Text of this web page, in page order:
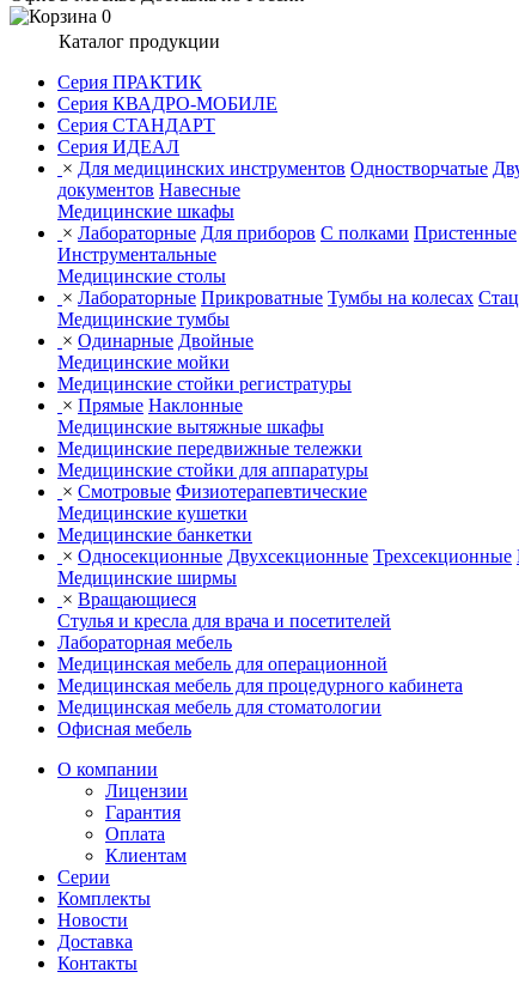
0
Каталог продукции
Серия ПРАКТИК
Серия КВАДРО-МОБИЛЕ
Серия СТАНДАРТ
Серия ИДЕАЛ
× Для медицинских инструментов Одностворчатые
документов Навесные
Медицинские шкафы
× Лабораторные Для приборов С полками Пристенные
Инструментальные
Медицинские столы
× Лабораторные Прикроватные Тумбы на колесах
Медицинские тумбы
× Одинарные Двойные
Медицинские мойки
Медицинские стойки регистратуры
× Прямые Наклонные
Медицинские вытяжные шкафы
Медицинские передвижные тележки
Медицинские стойки для аппаратуры
× Смотровые Физиотерапевтические
Медицинские кушетки
Медицинские банкетки
× Односекционные Двухсекционные Трехсекционные
Медицинские ширмы
× Вращающиеся
Стулья и кресла для врача и посетителей
Лабораторная мебель
Медицинская мебель для операционной
Медицинская мебель для процедурного кабинета
Медицинская мебель для стоматологии
Офисная мебель
О компании
Лицензии
Гарантия
Оплата
Клиентам
Серии
Комплекты
Новости
Доставка
Контакты